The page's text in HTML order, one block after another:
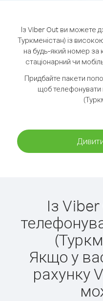
Із Viber Out ви можете
Туркменістан) із
на будь-який номер
стаціонарний чи
Придбайте пакети
щоб
Із
Якщо у
рахунку